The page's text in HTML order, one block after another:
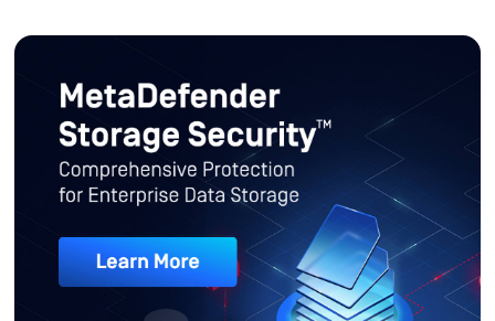
MetaDefender Storage
企業資料儲存全面保護
瞭解更多資訊